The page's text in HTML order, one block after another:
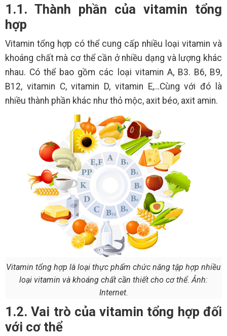
1.1. Thành phần của vitamin tổng
hợp
Vitamin tổng hợp có thể cung cấp nhiều loại vitamin và
khoáng chất mà cơ thể cần ở nhiều dạng và lượng khác
nhau. Có thể bao gồm các loại vitamin A, B3. B6, B9,
B12, vitamin C, vitamin D, vitamin E,…Cùng với đó là
nhiều thành phần khác như thỏ mộc, axit béo, axit amin.
Vitamin tổng hợp là loại thực phẩm chức năng tập hợp nhiều
loại vitamin và khoáng chất cần thiết cho cơ thể. Ảnh:
Internet.
1.2. Vai trò của vitamin tổng hợp đối
với cơ thể